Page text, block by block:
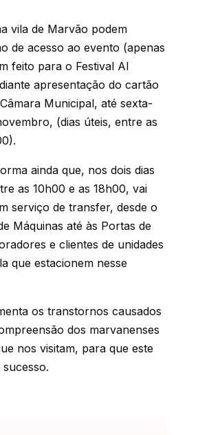
vila de Marvão podem
de acesso ao evento (apenas
feito para o Festival Al
apresentação do cartão
Municipal, até sexta-
(dias úteis, entre as
ainda que, nos dois dias
as 10h00 e as 18h00, vai
serviço de transfer, desde o
Máquinas até às Portas de
e clientes de unidades
que estacionem nesse
os transtornos causados
dos marvanenses
nos visitam, para que este